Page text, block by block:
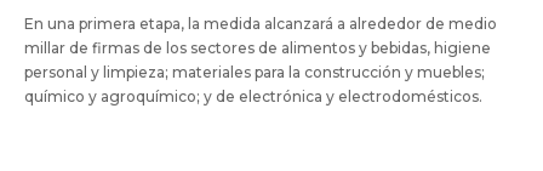
En una primera etapa, la medida alcanzará a alrededor de medio
millar de firmas de los sectores de alimentos y bebidas, higiene
personal y limpieza; materiales para la construcción y muebles;
químico y agroquímico; y de electrónica y electrodomésticos.